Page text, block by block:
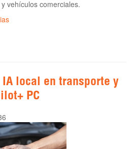
vehículos comerciales.
local en transporte y
PC